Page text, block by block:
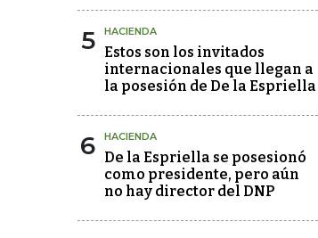
5 HACIENDA
Estos son los invitados
internacionales que llegan a
la posesión de De la Espriella
6 HACIENDA
De la Espriella se posesionó
como presidente, pero aún
no hay director del DNP